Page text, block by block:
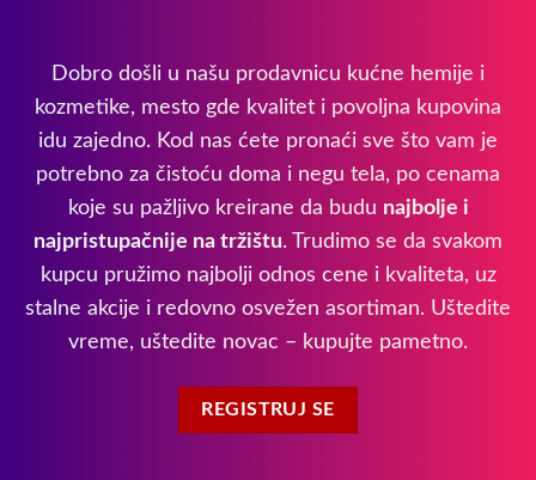
Dobro došli u našu prodavnicu kućne hemije i
kozmetike, mesto gde kvalitet i povoljna kupovina
idu zajedno. Kod nas ćete pronaći sve što vam je
potrebno za čistoću doma i negu tela, po cenama
koje su pažljivo kreirane da budu najbolje i
najpristupačnije na tržištu. Trudimo se da svakom
kupcu pružimo najbolji odnos cene i kvaliteta, uz
stalne akcije i redovno osvežen asortiman. Uštedite
vreme, uštedite novac – kupujte pametno.
REGISTRUJ SE